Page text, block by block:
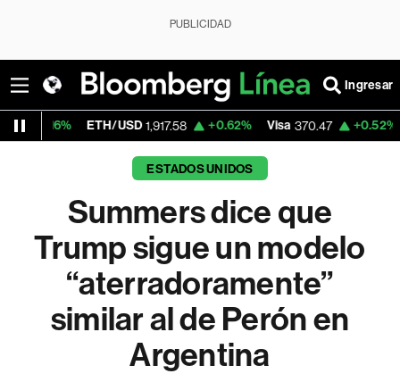
PUBLICIDAD
Ingresar
USD 1,917.58 +0.62% Visa 370.47 +0.52%
ESTADOS UNIDOS
Summers dice que
Trump sigue un modelo
“aterradoramente”
similar al de Perón en
Argentina